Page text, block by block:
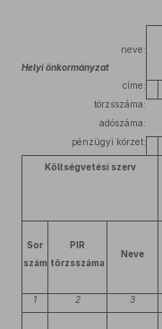
neve:
Helyi önkormányzat
címe:
törzsszáma:
adószáma:
pénzügyi körzet:
Költségvetési szerv
Sor
szám
PIR
törzsszáma
Neve
1 2 3